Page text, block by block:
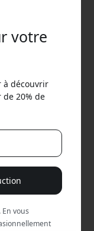
votre
à découvrir
20% de
vous
obtenir